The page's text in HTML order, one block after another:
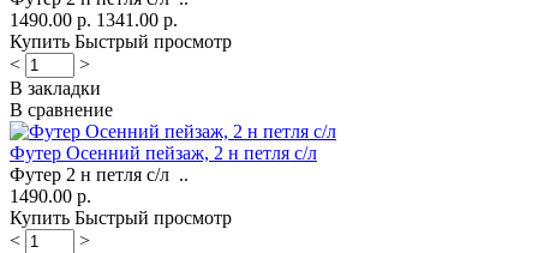
1490.00 р. 1341.00 р.
Купить Быстрый просмотр
<
>
В закладки
В сравнение
Футер Осенний пейзаж, 2 н петля с/л
Футер 2 н петля с/л ..
1490.00 р.
Купить Быстрый просмотр
<
>